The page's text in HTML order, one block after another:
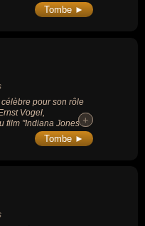
Tombe ►
pour son rôle
Vogel,
film "Indiana Jones et
(1989) ou celui mage
âgé dans "Harry
de figures d'autorité,
de guerre
"L'Aigle s'est posé"
dont l'agression
+
+
Tombe ►